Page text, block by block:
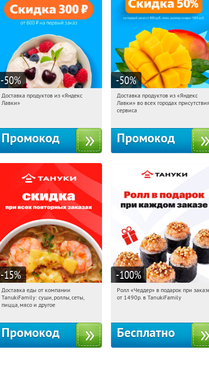
-50%
20:12:04 Получили:
Доставка продуктов из «Яндекс
Лавки»
Промокод
-50%
20:12:04 Получили:
Россия
Доставка продуктов из «Яндекс
Лавки» во всех городах присутствия
сервиса
Промокод
-15%
20:12:04 Получили:
Россия
Доставка еды от компании
TanukiFamily: суши, роллы, сеты,
пицца, мясо и другое
Промокод
-100%
20:12:04 Получили:
Ролл «Чеддер» в подарок при
от 1490р. в TanukiFamily
Бесплатно